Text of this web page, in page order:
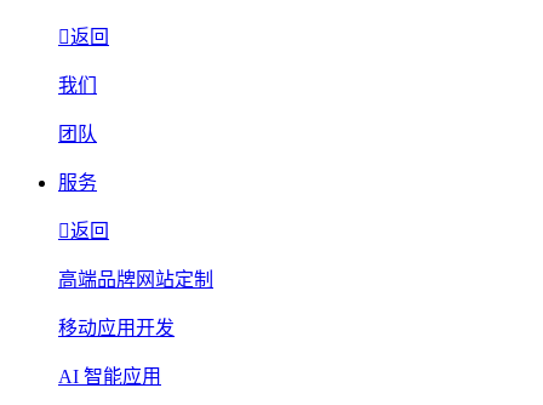
返回
我们
团队
服务
返回
高端品牌网站定制
移动应用开发
AI 智能应用